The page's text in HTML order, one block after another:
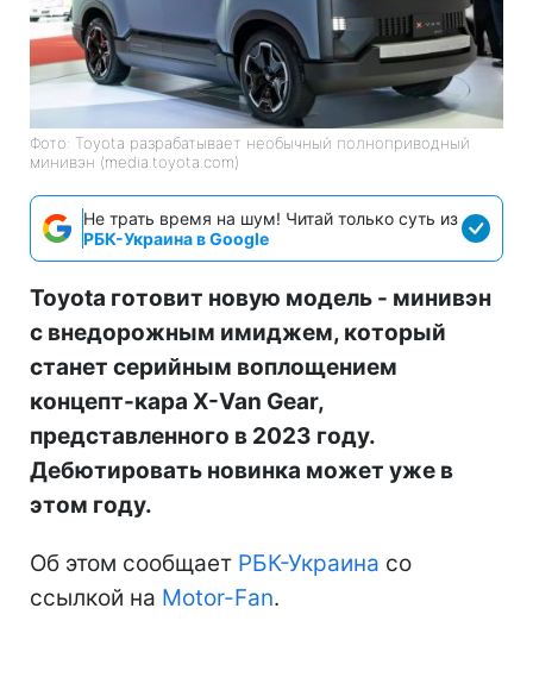
Фото: Toyota разрабатывает необычный полноприводный
минивэн (media.toyota.com)
Не трать время на шум! Читай только суть из
РБК-Украина в Google
Toyota готовит новую модель - минивэн
с внедорожным имиджем, который
станет серийным воплощением
концепт-кара X-Van Gear,
представленного в 2023 году.
Дебютировать новинка может уже в
этом году.
Об этом сообщает РБК-Украина со
ссылкой на Motor-Fan.